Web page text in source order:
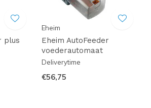
plus
Eheim
Eheim AutoFeeder
voederautomaat
Deliverytime
€56,75